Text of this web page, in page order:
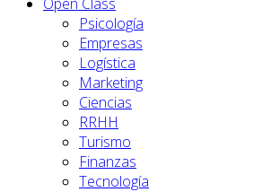
Psicología
Empresas
Logística
Marketing
Ciencias
RRHH
Turismo
Finanzas
Tecnología